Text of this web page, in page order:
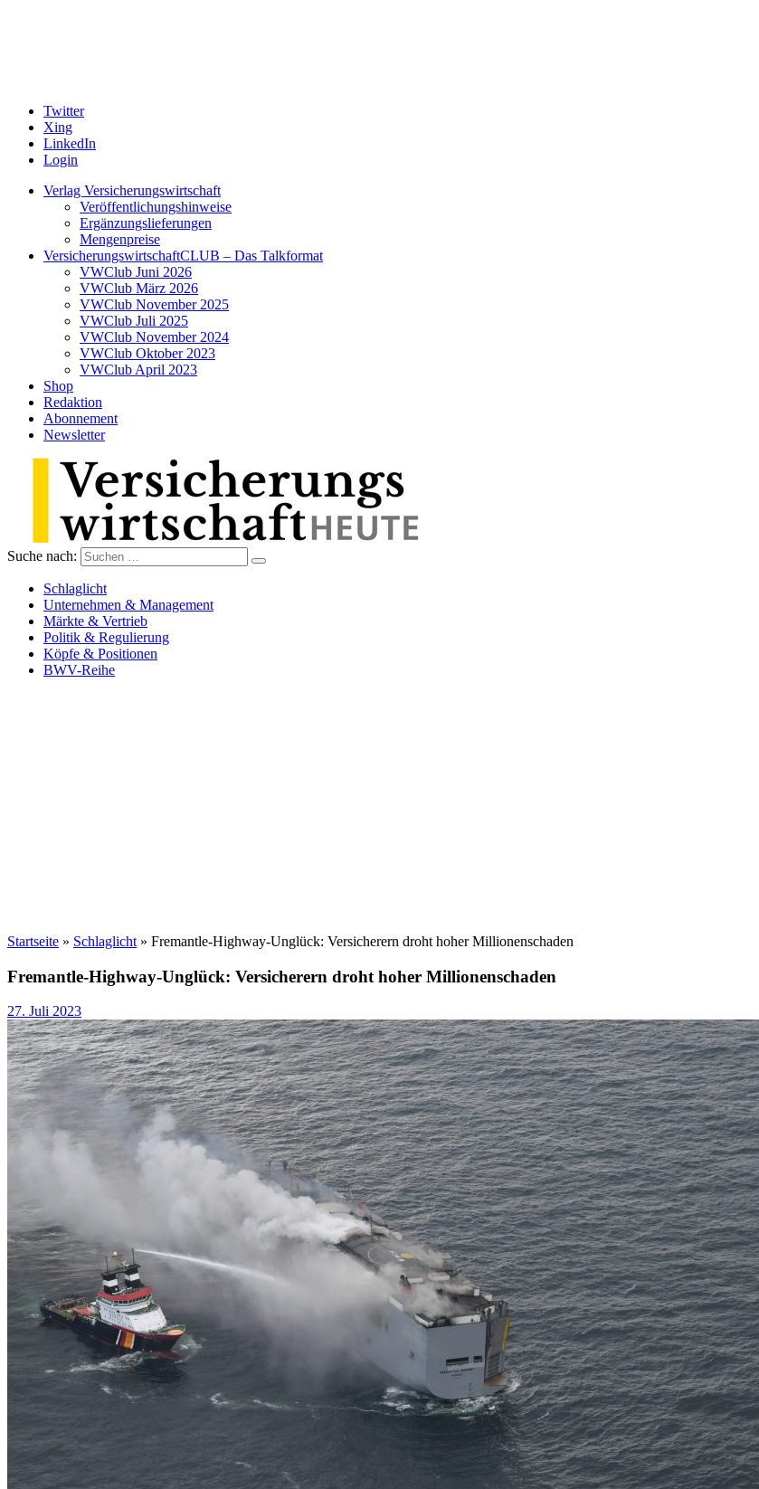
Twitter
Xing
LinkedIn
Login
Verlag Versicherungswirtschaft
Veröffentlichungshinweise
Ergänzungslieferungen
Mengenpreise
VersicherungswirtschaftCLUB – Das Talkformat
VWClub Juni 2026
VWClub März 2026
VWClub November 2025
VWClub Juli 2025
VWClub November 2024
VWClub Oktober 2023
VWClub April 2023
Shop
Redaktion
Abonnement
Newsletter
Versicherungswirtschaft-heute
Suche nach:
Schlaglicht
Unternehmen & Management
Märkte & Vertrieb
Politik & Regulierung
Köpfe & Positionen
BWV-Reihe
Startseite » Schlaglicht » Fremantle-Highway-Unglück: Versicherern droht hoher Millionenschaden
Fremantle-Highway-Unglück: Versicherern droht hoher Millionenschaden
27. Juli 2023